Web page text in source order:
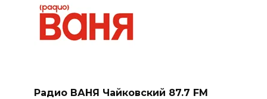
Радио ВАНЯ Чайковский 87.7 FM